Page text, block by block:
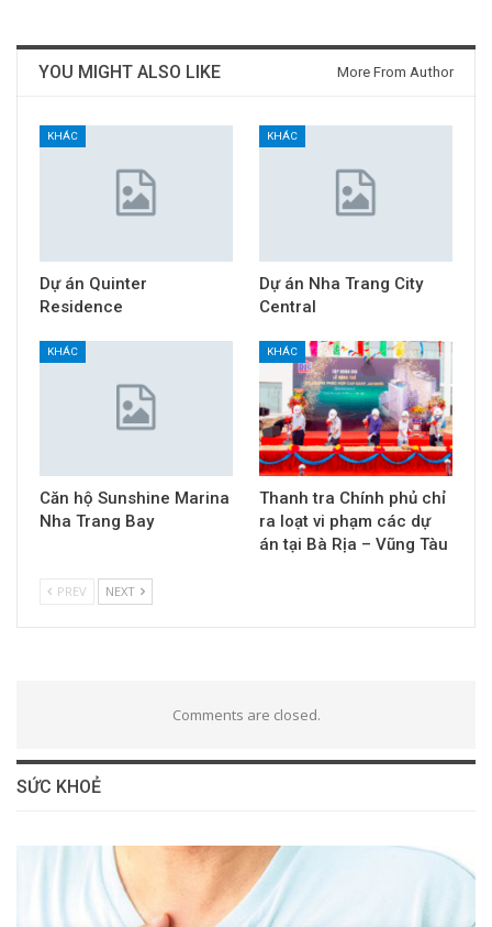
YOU MIGHT ALSO LIKE More From Author
KHÁC
Dự án Quinter
Residence
KHÁC
Dự án Nha Trang City
Central
KHÁC
Căn hộ Sunshine Marina
Nha Trang Bay
KHÁC
Thanh tra Chính phủ chỉ
ra loạt vi phạm các dự
án tại Bà Rịa – Vũng Tàu
PREV NEXT
Comments are closed.
SỨC KHOẺ